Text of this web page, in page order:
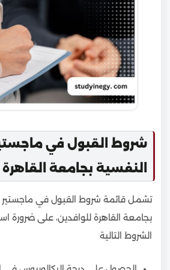
شروط القبول في
النفسية بجامعة
تشمل قائمة شروط القبول في ماجستير
بجامعة القاهرة للوافدين، على ضرورة
الشروط التالية